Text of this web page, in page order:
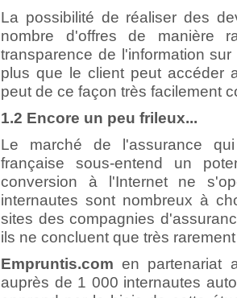
La possibilité de réaliser des
nombre d'offres de manière
transparence de l'information
plus que le client peut accéder
peut de ce façon très facilement
1.2 Encore un peu frileux...
Le marché de l'assurance
française sous-entend un
conversion à l'Internet ne
internautes sont nombreux à
sites des compagnies
ils ne concluent que très
Empruntis.com en partenariat
auprès de 1 000 internautes